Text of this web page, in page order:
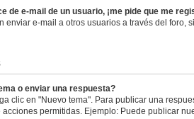
de e-mail de un usuario, ¡me pide que me
enviar e-mail a otros usuarios a través del
o enviar una respuesta?
clic en "Nuevo tema". Para publicar una
permitidas. Ejemplo: Puede publicar